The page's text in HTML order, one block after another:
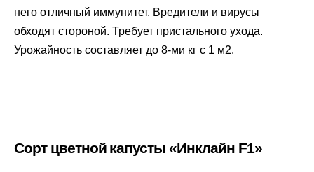
него отличный иммунитет. Вредители и вирусы
обходят стороной. Требует пристального ухода.
Урожайность составляет до 8-ми кг с 1 м2.
Сорт цветной капусты «Инклайн F1»